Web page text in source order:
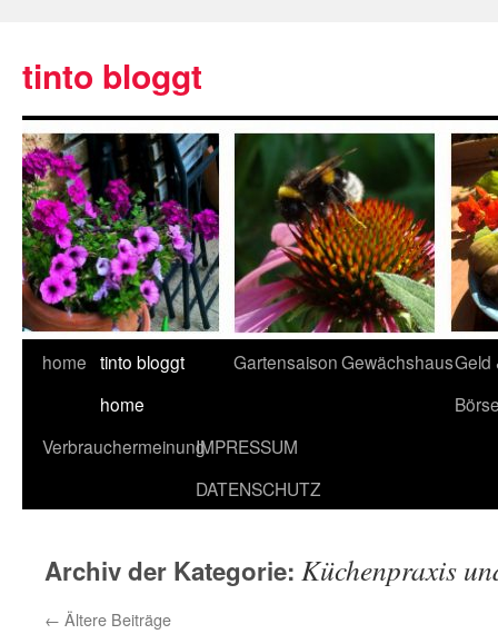
tinto bloggt
home tinto bloggt
home
GartensaisonGewächshausGeld
VerbrauchermeinungIMPRESSUM
DATENSCHUTZ
Archiv der Kategorie: Küchenpraxis
← Ältere Beiträge